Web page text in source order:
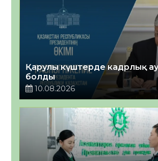
Қарулы күштерде кадрлық
болды
10.08.2026